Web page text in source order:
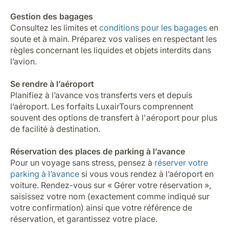
Gestion des bagages
Consultez les limites et conditions pour les bagages en
soute et à main. Préparez vos valises en respectant les
règles concernant les liquides et objets interdits dans
l’avion.
Se rendre à l’aéroport
Planifiez à l’avance vos transferts vers et depuis
l’aéroport. Les forfaits LuxairTours comprennent
souvent des options de transfert à l'aéroport pour plus
de facilité à destination.
Réservation des places de parking à l’avance
Pour un voyage sans stress, pensez à réserver votre
parking à l’avance si vous vous rendez à l’aéroport en
voiture. Rendez-vous sur « Gérer votre réservation »,
saisissez votre nom (exactement comme indiqué sur
votre confirmation) ainsi que votre référence de
réservation, et garantissez votre place.